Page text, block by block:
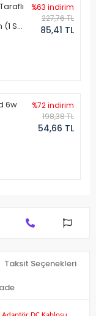
Set
%63 indirim
227,76 TL
85,41 TL
6w
%72 indirim
198,38 TL
54,66 TL
Taksit Seçenekleri